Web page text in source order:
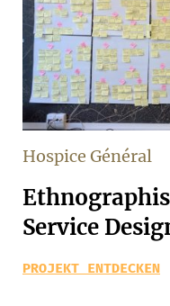
Hospice Général
Service
PROJEKT ENTDECKEN